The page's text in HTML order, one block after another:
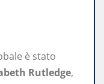
è stato
Rutledge,